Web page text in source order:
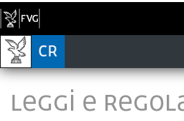
LEGGI E